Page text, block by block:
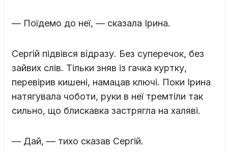
— Поїдемо до неї, — сказала Ірина.
Сергій підвівся відразу. Без суперечок, без
зайвих слів. Тільки зняв із гачка куртку,
перевірив кишені, намацав ключі. Поки Ірина
натягувала чоботи, руки в неї тремтіли так
сильно, що блискавка застрягла на халяві.
— Дай, — тихо сказав Сергій.